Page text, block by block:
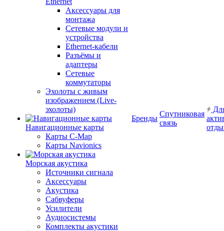
Аксессуары для
монтажа
Сетевые модули и
устройства
Ethernet-кабели
Разъёмы и
адаптеры
Сетевые
коммутаторы
Эхолоты с живым
изображением (Live-
эхолоты)
Навигационные карты
Карты C-Map
Карты Navionics
Морская акустика
Источники сигнала
Аксессуары
Акустика
Сабвуферы
Усилители
Аудиосистемы
Комплекты акустики
Бренды
Спутниковая
связь